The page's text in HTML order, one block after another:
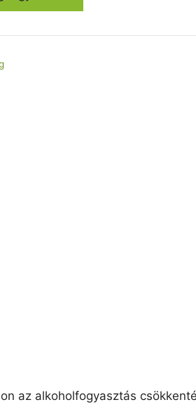
Ft.12900,00 Ft.
az alkoholfogyasztás